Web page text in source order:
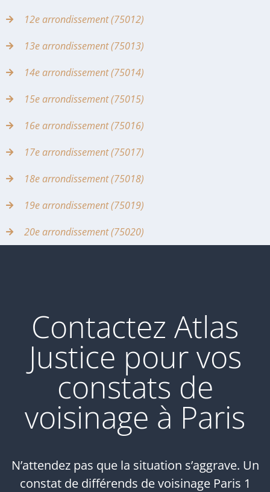
12e arrondissement (75012)
13e arrondissement (75013)
14e arrondissement (75014)
15e arrondissement (75015)
16e arrondissement (75016)
17e arrondissement (75017)
18e arrondissement (75018)
19e arrondissement (75019)
20e arrondissement (75020)
Contactez Atlas
Justice pour vos
constats de
voisinage à Paris
N’attendez pas que la situation s’aggrave. Un
constat de différends de voisinage Paris 1